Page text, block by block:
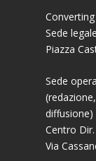
Converting
Sede
Piazza
Sede
diffusione)
Centro
Via